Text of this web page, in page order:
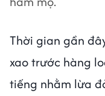
Thời gian gần
xao trước hàng
tiếng nhằm lừa